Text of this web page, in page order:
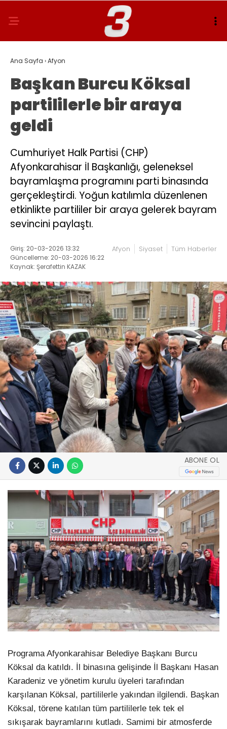
Ana Sayfa ›Afyon
Başkan Burcu Köksal
partililerle bir araya
geldi
Cumhuriyet Halk Partisi (CHP)
Afyonkarahisar İl Başkanlığı, geleneksel
bayramlaşma programını parti binasında
gerçekleştirdi. Yoğun katılımla düzenlenen
etkinlikte partililer bir araya gelerek bayram
sevincini paylaştı.
Giriş: 20-03-2026 13:32
Güncelleme: 20-03-2026 16:22
Kaynak: Şerafettin KAZAK
Afyon Siyaset Tüm Haberler
ABONE OL
Programa Afyonkarahisar Belediye Başkanı Burcu
Köksal da katıldı. İl binasına gelişinde İl Başkanı Hasan
Karadeniz ve yönetim kurulu üyeleri tarafından
karşılanan Köksal, partililerle yakından ilgilendi. Başkan
Köksal, törene katılan tüm partililerle tek tek el
sıkışarak bayramlarını kutladı. Samimi bir atmosferde